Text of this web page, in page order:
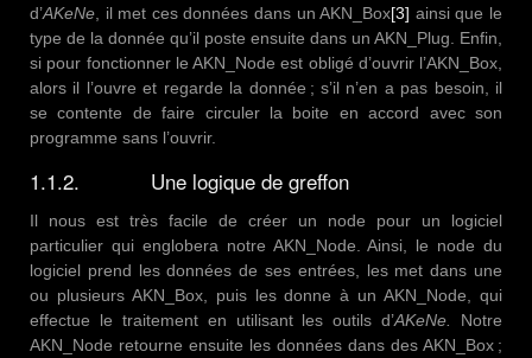
d’AKeNe, il met ces données dans un AKN_Box[3] ainsi que le
type de la donnée qu’il poste ensuite dans un AKN_Plug. Enfin,
si pour fonctionner le AKN_Node est obligé d’ouvrir l’AKN_Box,
alors il l’ouvre et regarde la donnée ; s’il n’en a pas besoin, il
se contente de faire circuler la boite en accord avec son
programme sans l’ouvrir.
1.1.2. Une logique de greffon
Il nous est très facile de créer un node pour un logiciel
particulier qui englobera notre AKN_Node. Ainsi, le node du
logiciel prend les données de ses entrées, les met dans une
ou plusieurs AKN_Box, puis les donne à un AKN_Node, qui
effectue le traitement en utilisant les outils d’AKeNe. Notre
AKN_Node retourne ensuite les données dans des AKN_Box ;